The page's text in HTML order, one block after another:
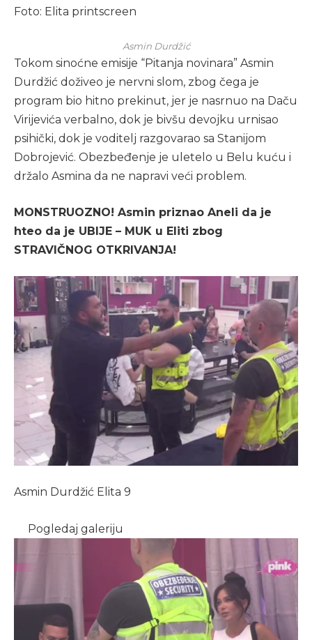
Foto: Elita printscreen
Asmin Durdžić
Tokom sinoćne emisije “Pitanja novinara” Asmin
Durdžić doživeo je nervni slom, zbog čega je
program bio hitno prekinut, jer je nasrnuo na Daču
Virijevića verbalno, dok je bivšu devojku urnisao
psihički, dok je voditelj razgovarao sa Stanijom
Dobrojević. Obezbeđenje je uletelo u Belu kuću i
držalo Asmina da ne napravi veći problem.
MONSTRUOZNO! Asmin priznao Aneli da je
hteo da je UBIJE – MUK u Eliti zbog
STRAVIČNOG OTKRIVANJA!
Asmin Durdžić Elita 9
Pogledaj galeriju